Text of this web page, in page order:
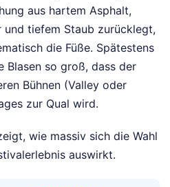
aus hartem Asphalt,
tiefem Staub zurücklegt,
die Füße. Spätestens
Blasen so groß, dass der
Bühnen (Valley oder
zur Qual wird.
wie massiv sich die Wahl
auswirkt.